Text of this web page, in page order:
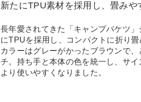
新たにTPU素材を採用し、畳みや
長年愛されてきた「キャンプバケツ
にTPUを採用し、コンパクトに折り畳
カラーはグレーがかったブラウンで
チ。持ち手と本体の色を統一し、サイ
より使いやすくなりました。